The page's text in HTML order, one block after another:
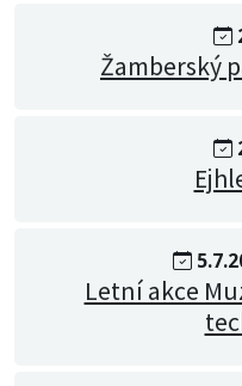
Žamberský
Letní akce